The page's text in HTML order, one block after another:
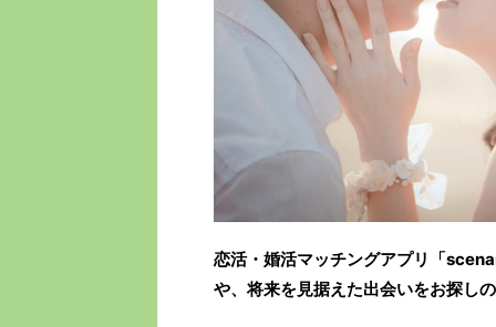
恋活・婚活マッチングアプリ「
や、将来を見据えた出会いをお探し